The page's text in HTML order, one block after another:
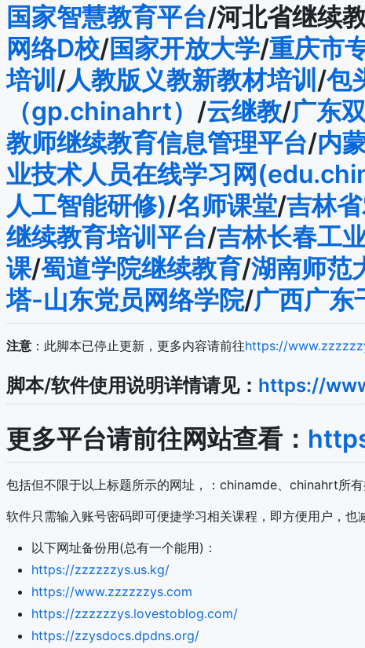
国家智慧教育平台/河北省继续
网络D校/国家开放大学/重庆市
培训 /人教版义教新教材培训 /包
（gp.chinahrt） /云继教/广东
教师继续教育信息管理平台/内
业技术人员在线学习网
人工智能研修)/名师课堂/吉林
继续教育培训平台/吉林长春工
课/蜀道学院继续教育/湖南师范
塔-山东党员网络学院/广西广东
注意 ：此脚本已停止更新，更多内容请前往https://
脚本/软件使用说明详情请见： https://
更多平台请前往网站查看：
包括但不限于以上标题所示的网址，：chinamde、chinahrt所
软件只需输入账号密码即可便捷学习相关课程，即方便用户，也
以下网址备份用(总有一个能用)：
https://zzzzzzys.us.kg/
https://www.zzzzzzys.com
https://zzzzzzys.lovestoblog.com/
https://zzysdocs.dpdns.org/